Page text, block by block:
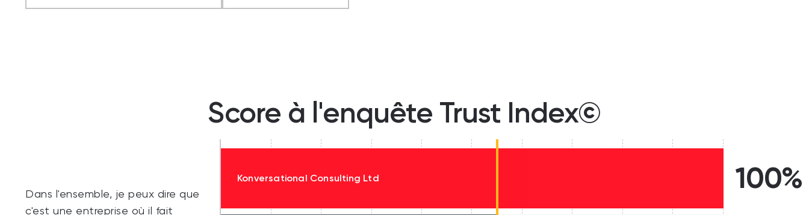
Score à l'enquête Trust Index©
Dans l'ensemble, je peux dire que
c'est une entreprise où il fait
Konversational Consulting Ltd 100%